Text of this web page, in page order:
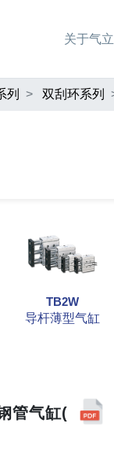
关于气立
列 双刮环系列
TB2W
导杆薄型气缸
管气缸(